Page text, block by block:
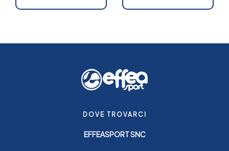
DOVE TROVARCI
EFFEASPORT SNC